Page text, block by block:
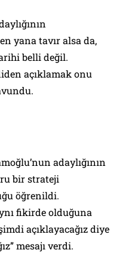
yana tavır alsa da,
belli değil.
açıklamak onu
adaylığının
bir strateji
öğrenildi.
fikirde olduğuna
açıklayacağız diye
mesajı verdi.